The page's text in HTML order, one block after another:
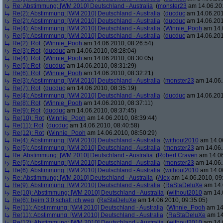
Re: Abstimmung: [WM 2010] Deutschland - Australia (monster23 am
Re(2): Abstimmung: [WM 2010] Deutschland - Australia (ducduc am
Re(2): Abstimmung: [WM 2010] Deutschland - Australia (ducduc am
Re(4): Abstimmung: [WM 2010] Deutschland - Australia (Winnie_Pooh am
Re(5): Abstimmung: [WM 2010] Deutschland - Australia (ducduc am
Re(2): Rot (Winnie_Pooh am 14.06.2010, 08:26:54)
Re(3): Rot (ducduc am 14.06.2010, 08:28:04)
Re(4): Rot (Winnie_Pooh am 14.06.2010, 08:30:05)
Re(5): Rot (ducduc am 14.06.2010, 08:31:29)
Re(6): Rot (Winnie_Pooh am 14.06.2010, 08:32:21)
Re(3): Abstimmung: [WM 2010] Deutschland - Australia (monster23 am
Re(7): Rot (ducduc am 14.06.2010, 08:35:19)
Re(4): Abstimmung: [WM 2010] Deutschland - Australia (ducduc am
Re(8): Rot (Winnie_Pooh am 14.06.2010, 08:37:11)
Re(9): Rot (ducduc am 14.06.2010, 08:37:45)
Re(10): Rot (Winnie_Pooh am 14.06.2010, 08:39:44)
Re(11): Rot (ducduc am 14.06.2010, 08:40:58)
Re(12): Rot (Winnie_Pooh am 14.06.2010, 08:50:29)
Re(4): Abstimmung: [WM 2010] Deutschland - Australia (without2010 am
Re(5): Abstimmung: [WM 2010] Deutschland - Australia (monster23 am
Re: Abstimmung: [WM 2010] Deutschland - Australia (Robert Craven am
Re(5): Abstimmung: [WM 2010] Deutschland - Australia (monster23 am
Re(6): Abstimmung: [WM 2010] Deutschland - Australia (without2010 am
Re: Abstimmung: [WM 2010] Deutschland - Australia (Alex am 14.06.2010,
Re(9): Abstimmung: [WM 2010] Deutschland - Australia (RaStaDeluXe am
Re(10): Abstimmung: [WM 2010] Deutschland - Australia (without2010 am
Re(6): beim 3:0 schalt ich weg (RaStaDeluXe am 14.06.2010, 09:35:05)
Re(11): Abstimmung: [WM 2010] Deutschland - Australia (Winnie_Pooh am
Re(11): Abstimmung: [WM 2010] Deutschland - Australia (RaStaDeluXe am